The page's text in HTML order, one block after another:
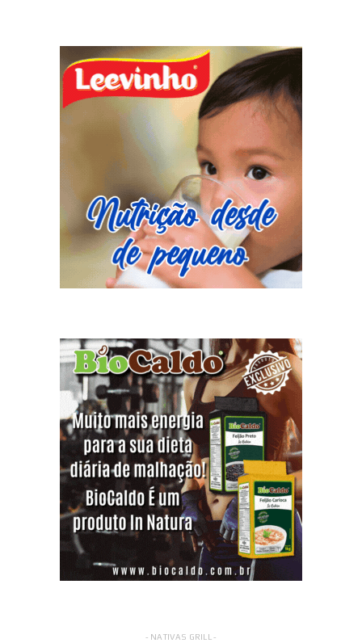
- NATIVAS GRILL -